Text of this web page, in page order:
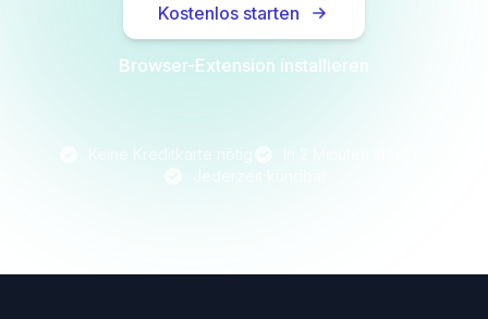
Kostenlos starten
Browser-Extension installieren